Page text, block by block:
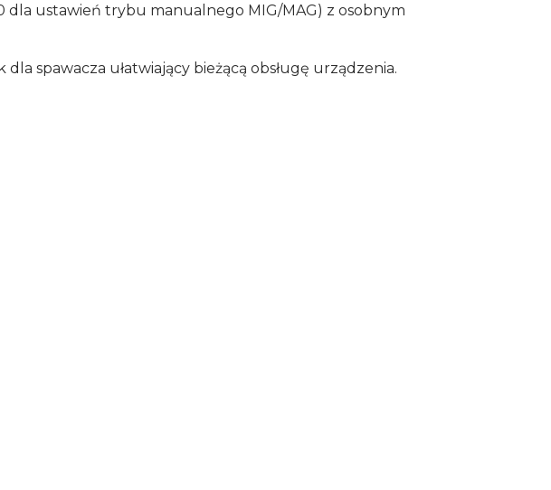
dla ustawień trybu manualnego MIG/MAG) z osobnym
spawacza ułatwiający bieżącą obsługę urządzenia.